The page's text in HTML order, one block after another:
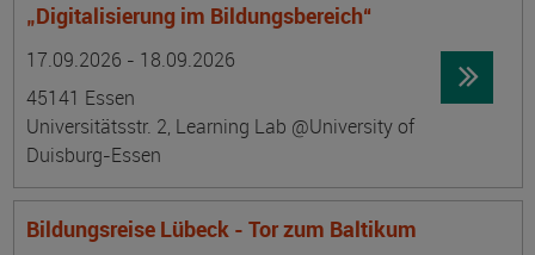
„Digitalisierung im Bildungsbereich“
17.09.2026 - 18.09.2026
45141 Essen
Universitätsstr. 2, Learning Lab @University of
Duisburg-Essen
Bildungsreise Lübeck - Tor zum Baltikum